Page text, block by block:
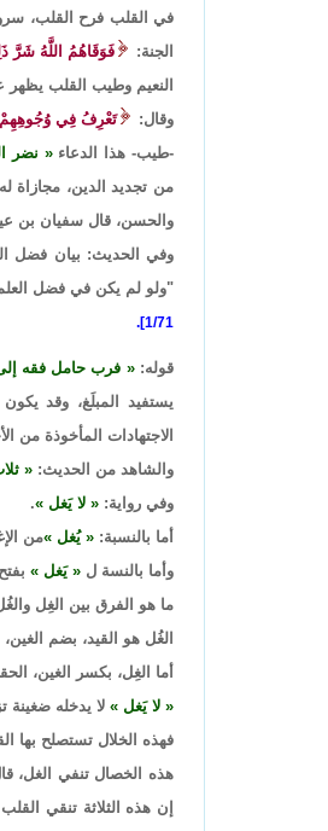
في القلب فرح القلب،
الجنة:
فَوَقَاهُمُ اللَّهُ شَرَّ
النعيم وطيب القلب يظهر
وقال: تَعْرِفُ فِي وُجُوهِهِمْ
-طيب- هذا الدعاء نضر
من تجديد الدين، مجازاة
والحسن، قال سفيان بن
وفي الحديث: بيان فضل
"ولو لم يكن في فضل
1/71].
قوله: فرب حامل فقه
يستفيد المبلَغ، وقد
الاجتهادات المأخوذة من
والشاهد من الحديث:
وفي رواية:
لا يَغل
.
أما بالنسبة:
يُغل
من
وأما بالنسة ل
يَغل
ما هو الفرق بين الغِل
الغُل هو القيد، بضم
أما الغِل، بكسر الغين،
لا يَغل
لا يدخله ضغينة
فهذه الخلال تستصلح بها
هذه الخصال تنفي الغل،
إن هذه الثلاثة تنقي